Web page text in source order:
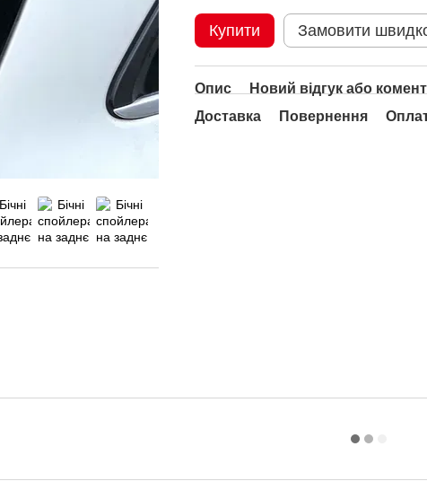
Купити Замовити
Опис
Новий відгук або
Доставка
Повернення